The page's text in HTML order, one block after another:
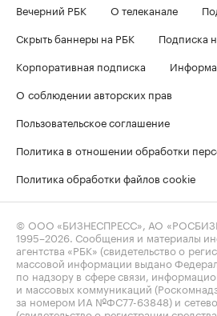
Вечерний РБК
О телеканале
Скрыть баннеры на РБК
Подписка
Корпоративная подписка
О соблюдении авторских прав
Пользовательское соглашение
Политика в отношении обработки
Политика обработки файлов cookie
© ООО «БИЗНЕСПРЕСС», АО
1995–2026 . Сообщения и материалы
агентства «РБК» (свидетельство о
массовой информации выдано
по надзору в сфере связи,
и массовых коммуникаций
за номером ИА №ФС77-63848) и